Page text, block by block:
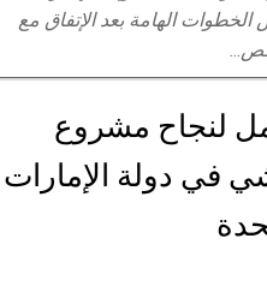
الخطوات الهامة بعد الإتفاق مع
لنجاح مشروع
في دولة الإمارات